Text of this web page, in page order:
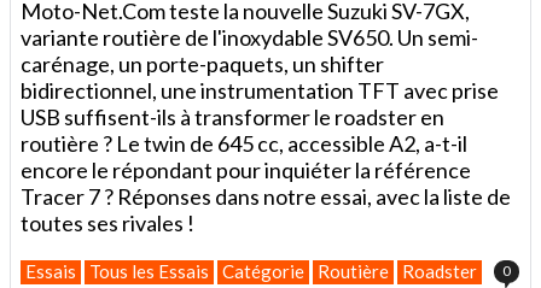
Moto-Net.Com teste la nouvelle Suzuki SV-7GX,
variante routière de l'inoxydable SV650. Un semi-
carénage, un porte-paquets, un shifter
bidirectionnel, une instrumentation TFT avec prise
USB suffisent-ils à transformer le roadster en
routière ? Le twin de 645 cc, accessible A2, a-t-il
encore le répondant pour inquiéter la référence
Tracer 7 ? Réponses dans notre essai, avec la liste de
toutes ses rivales !
Essais Tous les Essais Catégorie Routière Roadster
0